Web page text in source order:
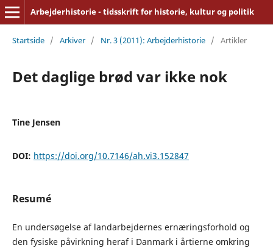
Arbejderhistorie - tidsskrift for historie, kultur og politik
Startside / Arkiver / Nr. 3 (2011): Arbejderhistorie / Artikler
Det daglige brød var ikke nok
Tine Jensen
DOI: https://doi.org/10.7146/ah.vi3.152847
Resumé
En undersøgelse af landarbejdernes ernæringsforhold og
den fysiske påvirkning heraf i Danmark i årtierne omkring